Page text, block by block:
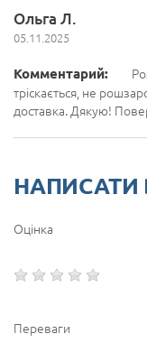
Ольга Л.
05.11.2025
Комментарий:
тріскається, не
доставка. Дякую!
НАПИСАТИ
Оцінка
Переваги